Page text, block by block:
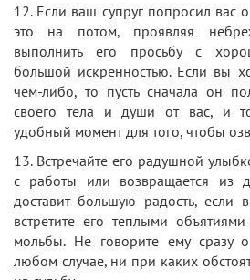
12. Если ваш супруг попросил вас
это на потом, проявляя
выполнить его просьбу с
большой искренностью. Если вы
чем-либо, то пусть сначала он
своего тела и души от вас, и
удобный момент для того, чтобы
13. Встречайте его радушной
с работы или возвращается из
доставит большую радость, если
встретите его теплыми
мольбы. Не говорите ему сразу
любом случае, ни при каких